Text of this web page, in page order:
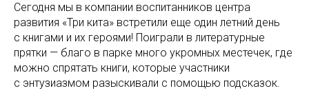
Сегодня мы в компании воспитанников центра
развития «Три кита» встретили еще один летний день
с книгами и их героями! Поиграли в литературные
прятки — благо в парке много укромных местечек, где
можно спрятать книги, которые участники
с энтузиазмом разыскивали с помощью подсказок.